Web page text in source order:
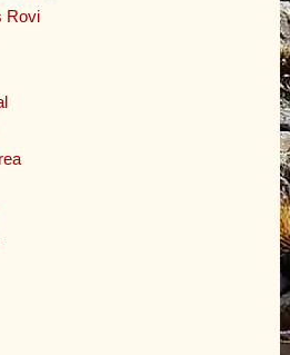
Rovi